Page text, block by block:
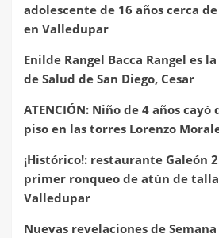
adolescente de 16 años cerca
en Valledupar
Enilde Rangel Bacca Rangel es
de Salud de San Diego, Cesar
ATENCIÓN: Niño de 4 años
piso en las torres Lorenzo
¡Histórico!: restaurante Galeón
primer ronqueo de atún de
Valledupar
Nuevas revelaciones de